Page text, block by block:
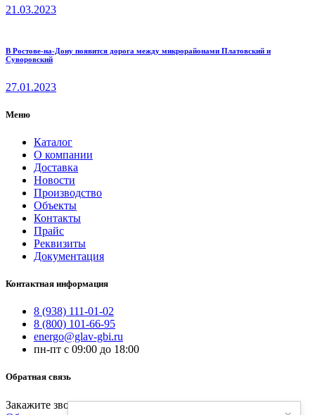
21.03.2023
В Ростове-на-Дону появится дорога между микрорайонами Платовский и
Суворовский
27.01.2023
Меню
Каталог
О компании
Доставка
Новости
Производство
Объекты
Контакты
Прайс
Реквизиты
Документация
Контактная информация
8 (938) 111-01-02
8 (800) 101-66-95
energo@glav-gbi.ru
пн-пт с 09:00 до 18:00
Обратная связь
Закажите звонок и наш специалист свяжется с вами